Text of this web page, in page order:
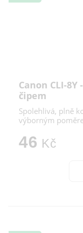
Canon CLI-
čipem
Spolehlivá, plně
výborným
46 Kč